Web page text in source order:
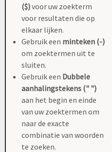
($)voor uw zoekterm
voor resultaten die op
elkaar lijken.
Gebruik een minteken (-)
om zoektermen uit te
sluiten.
Gebruik een Dubbele
aanhalingstekens (" ")
aan het begin en einde
van uw zoektermen om
naar de exacte
combinatie van woorden
te zoeken.